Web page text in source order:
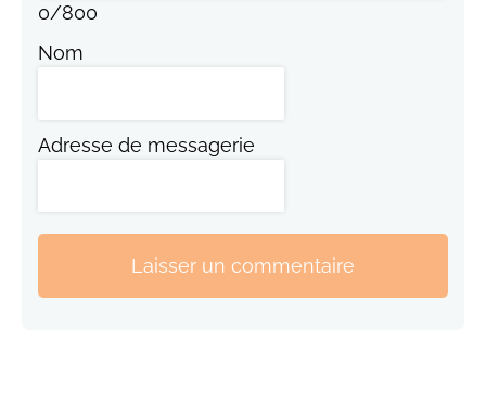
0/800
Nom
Adresse de messagerie
Laisser un commentaire